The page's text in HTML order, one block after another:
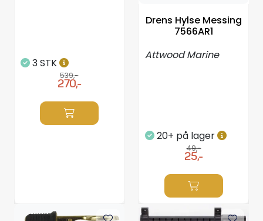
3 STK
539,-
270,-
Drens Hylse Messing
7566AR1
Attwood Marine
20+ på lager
49,-
25,-